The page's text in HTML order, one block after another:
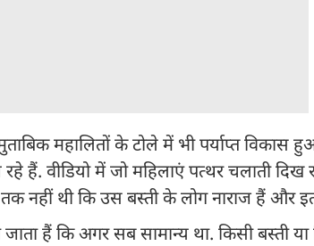
महालितों के टोले में भी पर्याप्त विकास
हैं. वीडियो में जो महिलाएं पत्थर चलाती
नहीं थी कि उस बस्ती के लोग नाराज हैं और
हैं कि अगर सब सामान्य था. किसी बस्ती